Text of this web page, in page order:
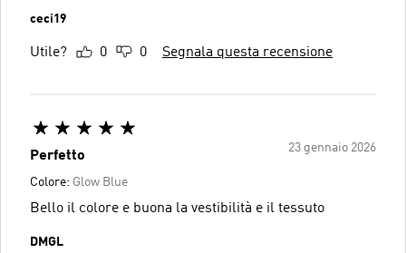
ceci19
Utile? 0 0 Segnala questa recensione
23 gennaio 2026
Perfetto
Colore: Glow Blue
Bello il colore e buona la vestibilità e il tessuto
DMGL